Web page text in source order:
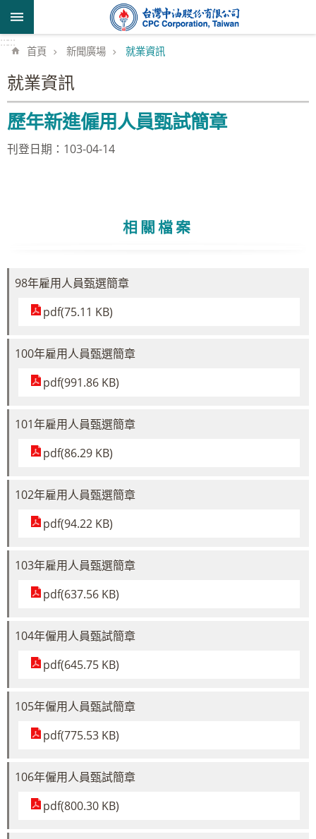
跳到主要內容區塊
::::::
首頁 新聞廣場 就業資訊
就業資訊
歷年新進僱用人員甄試簡章
刊登日期：103-04-14
相關檔案
98年雇用人員甄選簡章
pdf(75.11 KB)
100年雇用人員甄選簡章
pdf(991.86 KB)
101年雇用人員甄選簡章
pdf(86.29 KB)
102年雇用人員甄選簡章
pdf(94.22 KB)
103年雇用人員甄選簡章
pdf(637.56 KB)
104年僱用人員甄試簡章
pdf(645.75 KB)
105年僱用人員甄試簡章
pdf(775.53 KB)
106年僱用人員甄試簡章
pdf(800.30 KB)